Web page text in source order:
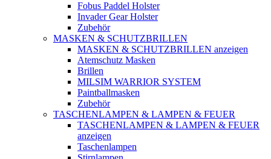
Fobus Paddel Holster
Invader Gear Holster
Zubehör
MASKEN & SCHUTZBRILLEN
MASKEN & SCHUTZBRILLEN anzeigen
Atemschutz Masken
Brillen
MILSIM WARRIOR SYSTEM
Paintballmasken
Zubehör
TASCHENLAMPEN & LAMPEN & FEUER
TASCHENLAMPEN & LAMPEN & FEUER
anzeigen
Taschenlampen